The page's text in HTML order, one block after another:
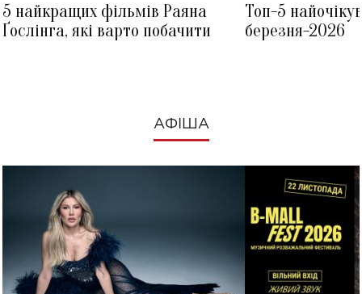
5 найкращих фільмів Раяна
Ґослінга, які варто побачити
Топ-5
березня-2026
АФІША